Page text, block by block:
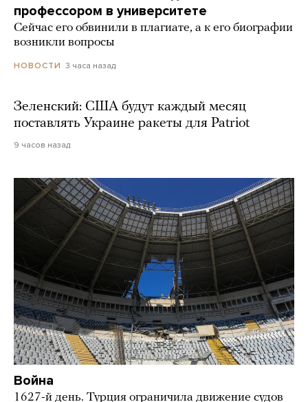
профессором в университете
Сейчас его обвинили в плагиате, а к его биографии
возникли вопросы
НОВОСТИ 3 часа назад
Зеленский: США будут каждый месяц
поставлять Украине ракеты для Patriot
9 часов назад
Война
1627-й день. Турция ограничила движение судов